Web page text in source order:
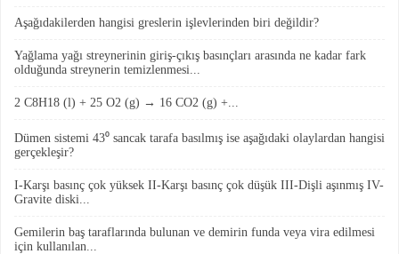
Aşağıdakilerden hangisi greslerin işlevlerinden biri değildir?
Yağlama yağı streynerinin giriş-çıkış basınçları arasında ne kadar fark
olduğunda streynerin temizlenmesi...
2 C8H18 (l) + 25 O2 (g) → 16 CO2 (g) +...
Dümen sistemi 43⁰ sancak tarafa basılmış ise aşağıdaki olaylardan hangisi
gerçekleşir?
I-Karşı basınç çok yüksek II-Karşı basınç çok düşük III-Dişli aşınmış IV-
Gravite diski...
Gemilerin baş taraflarında bulunan ve demirin funda veya vira edilmesi
için kullanılan...